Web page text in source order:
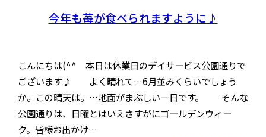
今年も苺が食べられますように♪
こんにちは(^^ 本日は休業日のデイサービス公園通りで
ございます♪ よく晴れて…6月並みくらいでしょう
か。この晴天は。…地面がまぶしい一日です。 そんな
公園通りは、日曜とはいえさすがにゴールデンウィー
ク。皆様お出かけ…